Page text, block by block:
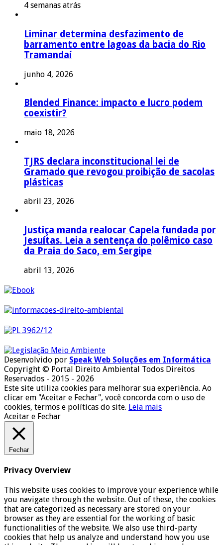
4 semanas atrás
Liminar determina desfazimento de
barramento entre lagoas da bacia do Rio
Tramandaí
junho 4, 2026
Blended Finance: impacto e lucro podem
coexistir?
maio 18, 2026
TJRS declara inconstitucional lei de
Gramado que revogou proibição de sacolas
plásticas
abril 23, 2026
Justiça manda realocar Capela fundada por
Jesuítas. Leia a sentença do polêmico caso
da Praia do Saco, em Sergipe
abril 13, 2026
Desenvolvido por Speak Web Soluções em Informática
Copyright © Portal Direito Ambiental Todos Direitos
Reservados - 2015 - 2026
Este site utiliza cookies para melhorar sua experiência. Ao
clicar em "Aceitar e Fechar", você concorda com o uso de
cookies, termos e políticas do site. Leia mais
Aceitar e Fechar
Fechar
Privacy Overview
This website uses cookies to improve your experience while
you navigate through the website. Out of these, the cookies
that are categorized as necessary are stored on your
browser as they are essential for the working of basic
functionalities of the website. We also use third-party
cookies that help us analyze and understand how you use